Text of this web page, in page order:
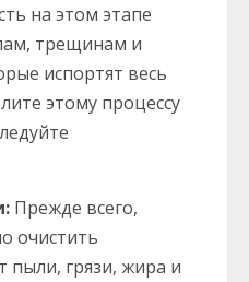
на этом этапе
трещинам и
испортят весь
этому процессу
Прежде всего,
очистить
пыли, грязи, жира и